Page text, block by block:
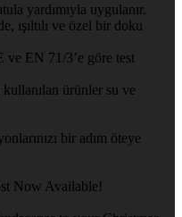
yardımıyla uygulanır.
ışıltılı ve özel bir doku
ve EN 71/3’e göre test
kullanılan ürünler su ve
bir adım öteye
Now Available!